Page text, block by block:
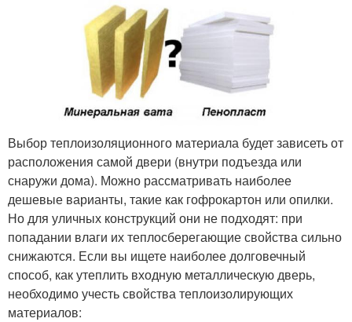
Выбор теплоизоляционного материала будет зависеть от
расположения самой двери (внутри подъезда или
снаружи дома). Можно рассматривать наиболее
дешевые варианты, такие как гофрокартон или опилки.
Но для уличных конструкций они не подходят: при
попадании влаги их теплосберегающие свойства сильно
снижаются. Если вы ищете наиболее долговечный
способ, как утеплить входную металлическую дверь,
необходимо учесть свойства теплоизолирующих
материалов: